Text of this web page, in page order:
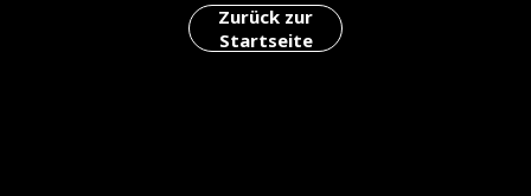
Zurück zur
Startseite